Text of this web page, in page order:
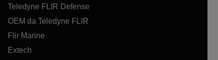
Teledyne FLIR Defense
OEM da Teledyne FLIR
Flir Marine
Extech